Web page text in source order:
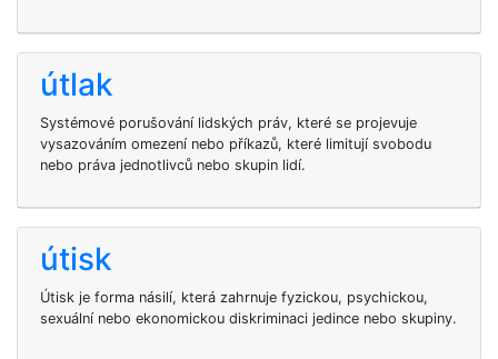
útlak
Systémové porušování lidských práv, které se projevuje
vysazováním omezení nebo příkazů, které limitují svobodu
nebo práva jednotlivců nebo skupin lidí.
útisk
Útisk je forma násilí, která zahrnuje fyzickou, psychickou,
sexuální nebo ekonomickou diskriminaci jedince nebo skupiny.